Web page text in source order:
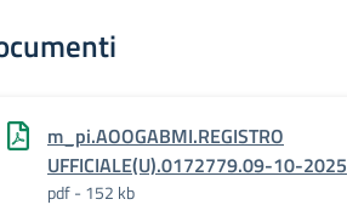
m_pi.AOOGABMI.REGISTRO
UFFICIALE(U).0172779.09-10-2025
pdf - 152 kb